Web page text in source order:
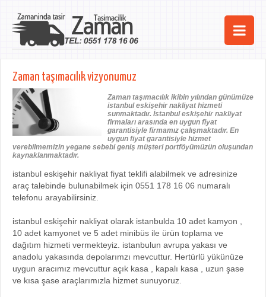
Ana Sayfa
Hizmetlerimiz
Kurumsal
Zaman taşımacılık vizyonumuz
Zaman taşımacılık ikibin yılından günümüze
istanbul eskişehir nakliyat hizmeti
sunmaktadır. İstanbul eskişehir nakliyat
firmaları arasında en uygun fiyat
garantisiyle firmamız çalışmaktadır. En
uygun fiyat garantisiyle hizmet
verebilmemizin yegane sebebi geniş müşteri portföyümüzün oluşundan
kaynaklanmaktadır.
istanbul eskişehir nakliyat fiyat teklifi alabilmek ve adresinize
araç talebinde bulunabilmek için 0551 178 16 06 numaralı
telefonu arayabilirsiniz.
istanbul eskişehir nakliyat olarak istanbulda 10 adet kamyon ,
10 adet kamyonet ve 5 adet minibüs ile ürün toplama ve
dağıtım hizmeti vermekteyiz. istanbulun avrupa yakası ve
anadolu yakasında depolarımzı mevcuttur. Hertürlü yükünüze
uygun aracımız mevcuttur açık kasa , kapalı kasa , uzun şase
ve kısa şase araçlarımızla hizmet sunuyoruz.